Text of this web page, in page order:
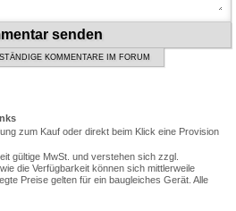
senden
KOMMENTARE IM FORUM
zum Kauf oder direkt beim Klick eine Provision
gültige MwSt. und verstehen sich zzgl.
die Verfügbarkeit können sich mittlerweile
Preise gelten für ein baugleiches Gerät. Alle